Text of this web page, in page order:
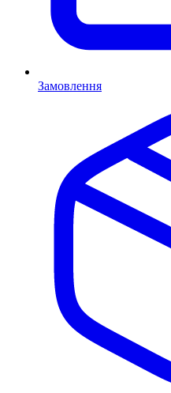
Замовлення